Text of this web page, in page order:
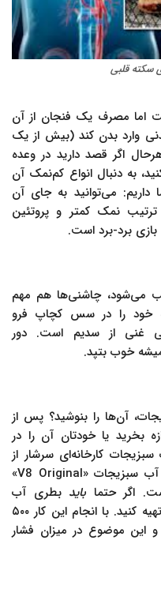
سکته قلبی
اما مصرف یک فنجان از آن
مواد معدنی وارد بدن کند (بیش از یک
اگر قصد دارید در وعده
به دنبال انواع کم‌نمک آن
داریم: می‌توانید به جای آن
نمک کمتر و پروتئین
برد-برد است.
می‌شود، چاشنی‌ها هم مهم
خود را در سس کچاپ فرو
غنی از سدیم است. دور
خوب بتپد.
آن‌ها را بنوشید؟ پس از
بخرید یا خودتان آن را در
کارخانه‌ای سرشار از
نمک هستند. مثلا حدود ۲۲۰ گرم از آب سبزیجات «V8 Original»
بایدبطری آب
سبزیجات بخرید، مدل کم‌نمک آن را تهیه کنید. با انجام این کار ۵۰۰
این موضوع در میزان فشار